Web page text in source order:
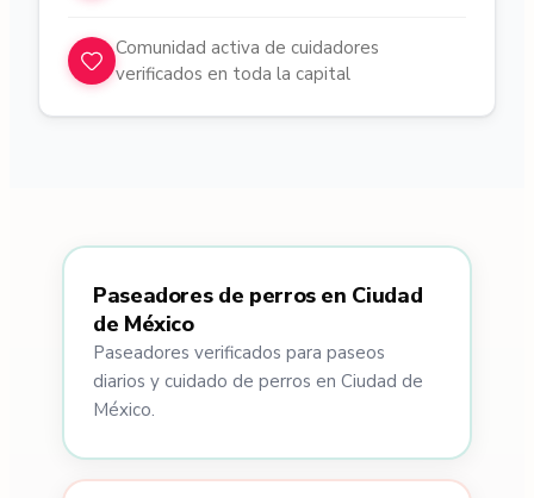
Comunidad activa de cuidadores
verificados en toda la capital
Paseadores de perros en Ciudad
de México
Paseadores verificados para paseos
diarios y cuidado de perros en Ciudad de
México.